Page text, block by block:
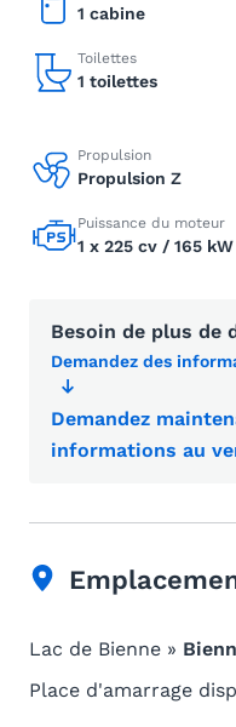
1 cabine
Toilettes
1 toilettes
Propulsion
Propulsion Z
Puissance du moteur
1 x 225 cv / 165 kW
Besoin de plus de
Demandez des
Demandez
informations au
Lac de Bienne »
Place d'amarrage